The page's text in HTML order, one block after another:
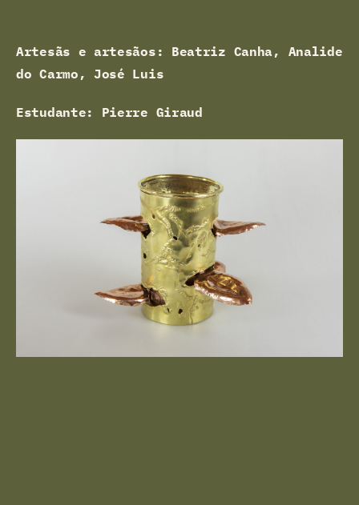
Artesãs e artesãos: Beatriz Canha, Analide
do Carmo, José Luis
Estudante: Pierre Giraud